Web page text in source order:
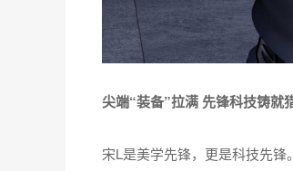
尖端“装备”拉满 先锋科技铸就
宋L是美学先锋，更是科技先